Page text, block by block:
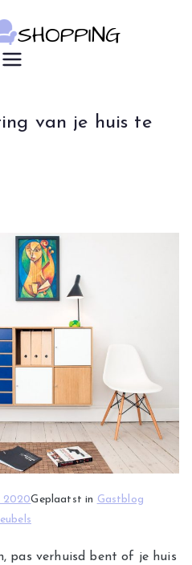
Meubelsho
pping
u7183p16603
van je huis te
2020Geplaatst in Gastblog
pas verhuisd bent of je huis